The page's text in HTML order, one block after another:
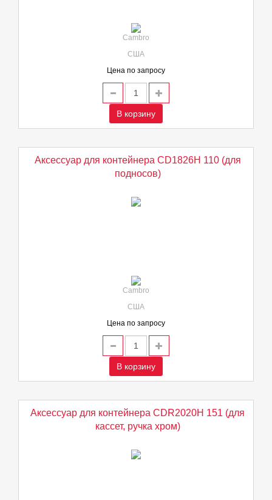
Cambro
США
Цена по запросу
В корзину
Аксессуар для контейнера CD1826H 110 (для
подносов)
Cambro
США
Цена по запросу
В корзину
Аксессуар для контейнера CDR2020H 151 (для
кассет, ручка хром)